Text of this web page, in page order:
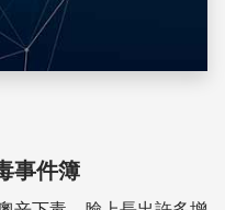
事件簿